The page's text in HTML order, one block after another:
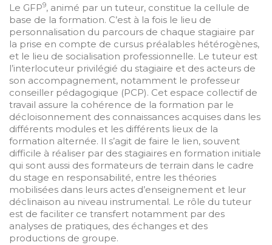
Le GFP9, animé par un tuteur, constitue la cellule de
base de la formation. C’est à la fois le lieu de
personnalisation du parcours de chaque stagiaire par
la prise en compte de cursus préalables hétérogènes,
et le lieu de socialisation professionnelle. Le tuteur est
l’interlocuteur privilégié du stagiaire et des acteurs de
son accompagnement, notamment le professeur
conseiller pédagogique (PCP). Cet espace collectif de
travail assure la cohérence de la formation par le
décloisonnement des connaissances acquises dans les
différents modules et les différents lieux de la
formation alternée. Il s’agit de faire le lien, souvent
difficile à réaliser par des stagiaires en formation initiale
qui sont aussi des formateurs de terrain dans le cadre
du stage en responsabilité, entre les théories
mobilisées dans leurs actes d’enseignement et leur
déclinaison au niveau instrumental. Le rôle du tuteur
est de faciliter ce transfert notamment par des
analyses de pratiques, des échanges et des
productions de groupe.